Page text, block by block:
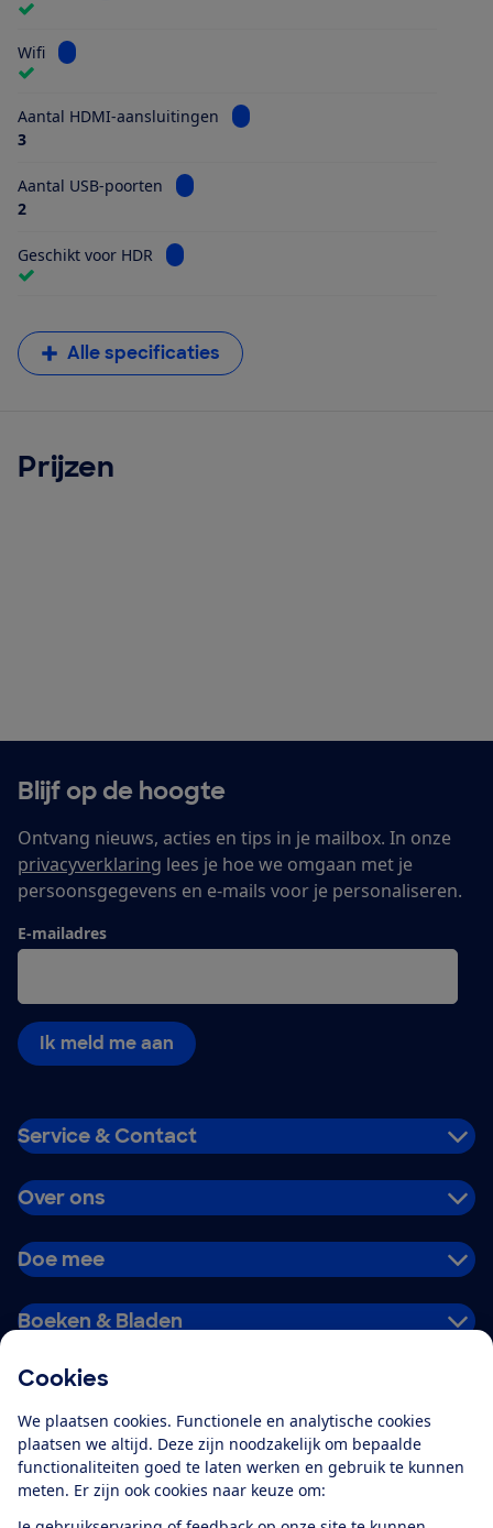
Cookies
We plaatsen cookies. Functionele en analytische cookies
plaatsen we altijd. Deze zijn noodzakelijk om bepaalde
functionaliteiten goed te laten werken en gebruik te kunnen
meten. Er zijn ook cookies naar keuze om:
Wifi Bekijk informatie voor Wifi
Aantal HDMI-aansluitingen
Bekijk informatie voor Aantal
3
Aantal USB-poorten
Bekijk informatie voor Aantal USB-poorten
2
Geschikt voor HDR Bekijk informatie voor Geschikt voor HDR
Alle specificaties
Prijzen
Blijf op de hoogte
Ontvang nieuws, acties en tips in je mailbox. In onze
privacyverklaring lees je hoe we omgaan met je
persoonsgegevens en e-mails voor je personaliseren.
E-mailadres
Ik meld me aan
Service & Contact
Over ons
Doe mee
Boeken & Bladen
Alles over de